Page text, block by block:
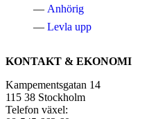
Anhörig
Levla upp
KONTAKT & EKONOMI
Kampementsgatan 14
115 38 Stockholm
Telefon växel: